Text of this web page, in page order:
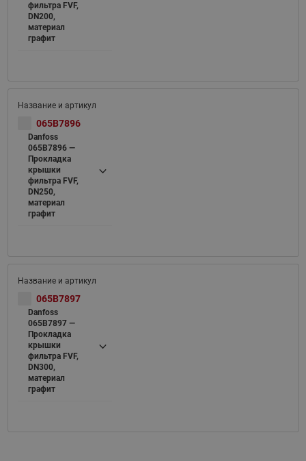
фильтра FVF,
DN200,
материал
графит
065B7896
Danfoss
065B7896 —
Прокладка
крышки
фильтра FVF,
DN250,
материал
графит
065B7897
Danfoss
065B7897 —
Прокладка
крышки
фильтра FVF,
DN300,
материал
графит